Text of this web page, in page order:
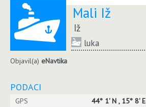
Mali Iž
Iž
luka
Objavil(a) eNavtika
PODACI
GPS
44° 1' N , 15° 8' E